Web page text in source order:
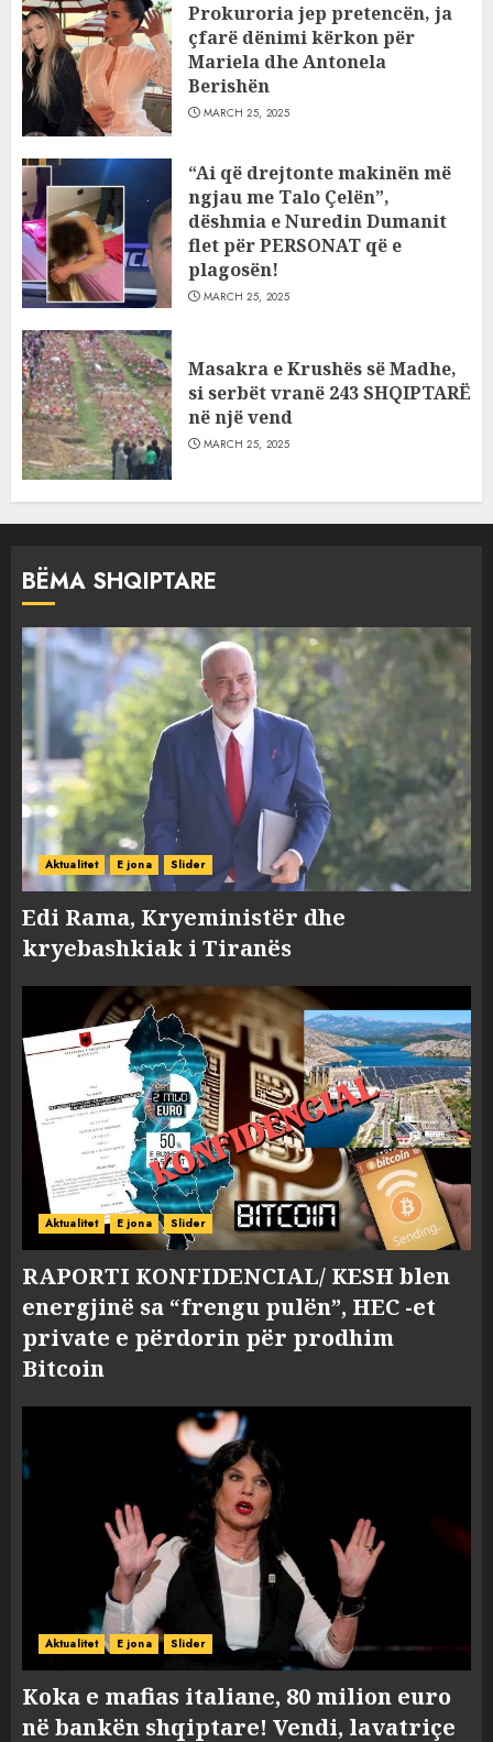
Prokuroria jep pretencën, ja
çfarë dënimi kërkon për
Mariela dhe Antonela
Berishën
MARCH 25, 2025
“Ai që drejtonte makinën më
ngjau me Talo Çelën”,
dëshmia e Nuredin Dumanit
flet për PERSONAT që e
plagosën!
MARCH 25, 2025
Masakra e Krushës së Madhe,
si serbët vranë 243 SHQIPTARË
në një vend
MARCH 25, 2025
BËMA SHQIPTARE
Aktualitet E jona Slider
Edi Rama, Kryeministër dhe
kryebashkiak i Tiranës
Aktualitet E jona Slider
RAPORTI KONFIDENCIAL/ KESH blen
energjinë sa “frengu pulën”, HEC -et
private e përdorin për prodhim
Bitcoin
Aktualitet E jona Slider
Koka e mafias italiane, 80 milion euro
në bankën shqiptare! Vendi, lavatriçe